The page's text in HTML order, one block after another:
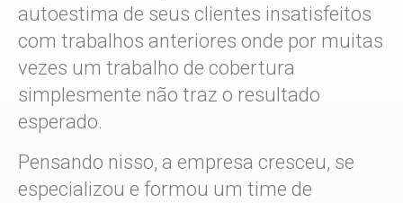
autoestima de seus clientes insatisfeitos
com trabalhos anteriores onde por muitas
vezes um trabalho de cobertura
simplesmente não traz o resultado
esperado.
Pensando nisso, a empresa cresceu, se
especializou e formou um time de